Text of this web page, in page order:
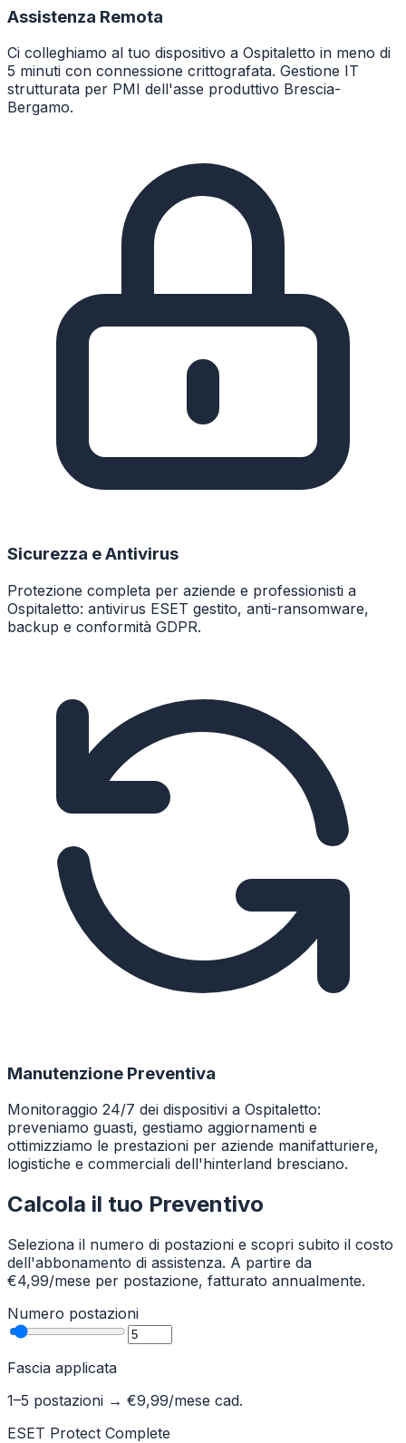
Assistenza Remota
Ci colleghiamo al tuo dispositivo a Ospitaletto in meno di
5 minuti con connessione crittografata. Gestione IT
strutturata per PMI dell'asse produttivo Brescia-
Bergamo.
Sicurezza e Antivirus
Protezione completa per aziende e professionisti a
Ospitaletto: antivirus ESET gestito, anti-ransomware,
backup e conformità GDPR.
Manutenzione Preventiva
Monitoraggio 24/7 dei dispositivi a Ospitaletto:
preveniamo guasti, gestiamo aggiornamenti e
ottimizziamo le prestazioni per aziende manifatturiere,
logistiche e commerciali dell'hinterland bresciano.
Calcola il tuo Preventivo
Seleziona il numero di postazioni e scopri subito il costo
dell'abbonamento di assistenza. A partire da
€4,99/mese per postazione, fatturato annualmente.
Numero postazioni
Fascia applicata
1–5 postazioni → €9,99/mese cad.
ESET Protect Complete